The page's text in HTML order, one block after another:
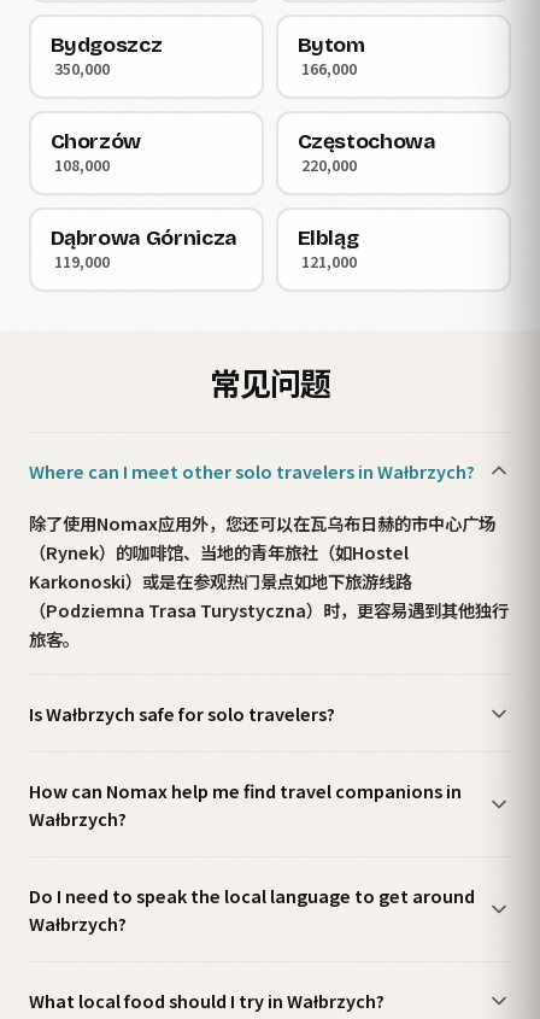
Bydgoszcz
350,000
Bytom
166,000
Chorzów
108,000
Częstochowa
220,000
Dąbrowa Górnicza
119,000
Elbląg
121,000
常见问题
Where can I meet other solo travelers in Wałbrzych?
除了使用Nomax应用外，您还可以在瓦乌布日赫的市中心广场
（Rynek）的咖啡馆、当地的青年旅社（如Hostel
Karkonoski）或是在参观热门景点如地下旅游线路
（Podziemna Trasa Turystyczna）时，更容易遇到其他独行
旅客。
Is Wałbrzych safe for solo travelers?
How can Nomax help me find travel companions in
Wałbrzych?
Do I need to speak the local language to get around
Wałbrzych?
What local food should I try in Wałbrzych?